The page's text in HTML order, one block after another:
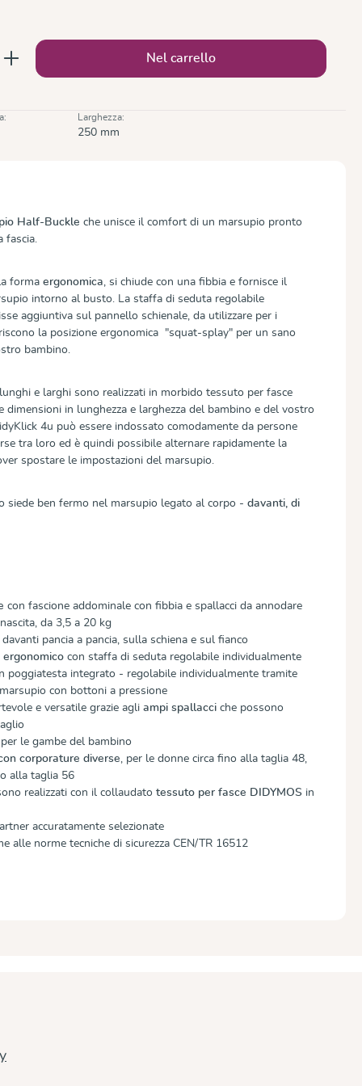
disponibile.)
inserisci la quantità desiderata o
Nel carrello
Larghezza:
250 mm
Half-Buckle che unisce il comfort di un marsupio pronto
fascia.
forma ergonomica , si chiude con una fibbia e fornisce il
intorno al busto. La staffa di seduta regolabile
aggiuntiva sul pannello schienale, da utilizzare per i
la posizione ergonomica "squat-splay" per un sano
bambino.
lunghi e larghi sono realizzati in morbido tessuto per fasce
dimensioni in lunghezza e larghezza del bambino e del vostro
4u può essere indossato comodamente da persone
tra loro ed è quindi possibile alternare rapidamente la
spostare le impostazioni del marsupio.
siede ben fermo nel marsupio legato al corpo - davanti, di
con fascione addominale con fibbia e spallacci da annodare
da 3,5 a 20 kg
davanti pancia a pancia, sulla schiena e sul fianco
ergonomico con staffa di seduta regolabile individualmente
poggiatesta integrato - regolabile individualmente tramite
con bottoni a pressione
e versatile grazie agli ampi spallacci che possono
le gambe del bambino
corporature diverse , per le donne circa fino alla taglia 48,
alla taglia 56
realizzati con il collaudato tessuto per fasce DIDYMOS in
accuratamente selezionate
alle norme tecniche di sicurezza CEN/TR 16512